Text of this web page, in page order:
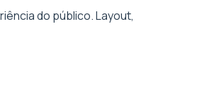
do público. Layout,